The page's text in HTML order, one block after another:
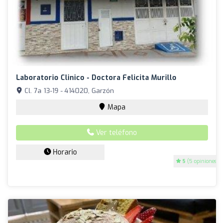
Laboratorio Clinico - Doctora Felicita Murillo
5 (5 opiniones)
Cl. 7a 13-19 - 414020, Garzón
Mapa
Ver teléfono
Horario